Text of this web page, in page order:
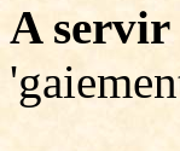
A servir